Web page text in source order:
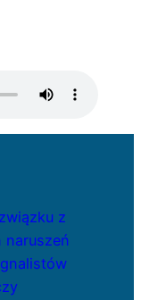
z
naruszeń